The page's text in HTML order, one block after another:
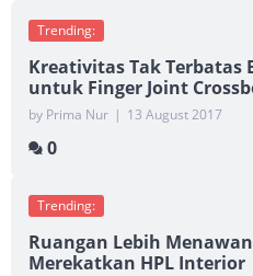
Trending:
Kreativitas Tak Terbatas
untuk Finger Joint
by Prima Nur | 13 August 2017
0
Trending:
Ruangan Lebih
Merekatkan HPL Interior